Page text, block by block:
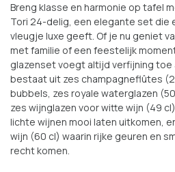
Breng klasse en harmonie op tafel
Tori 24-delig, een elegante set die
vleugje luxe geeft. Of je nu geniet
met familie of een feestelijk
glazenset voegt altijd verfijning toe
bestaat uit zes champagneflûtes
bubbels, zes royale waterglazen
zes wijnglazen voor witte wijn (49
lichte wijnen mooi laten uitkomen,
wijn (60 cl) waarin rijke geuren en
recht komen.